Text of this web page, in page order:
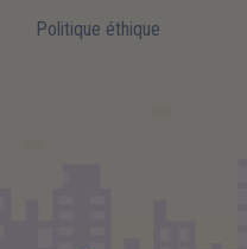
Politique éthique